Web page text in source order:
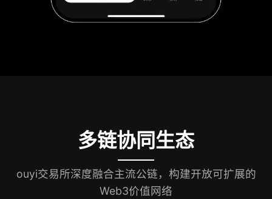
多链协同生态
ouyi交易所深度融合主流公链，构建开放可扩展的
Web3价值网络